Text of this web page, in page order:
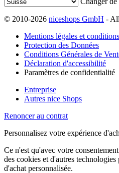
© 2010-2026 niceshops GmbH -
Mentions légales et
Protection des Données
Conditions Générales de
Déclaration d'accessibilité
Paramètres de confidentialité
Entreprise
Autres nice Shops
Renoncer au contrat
Personnalisez votre expérience
Ce n'est qu'avec votre
des cookies et d'autres
d'achat personnalisée.